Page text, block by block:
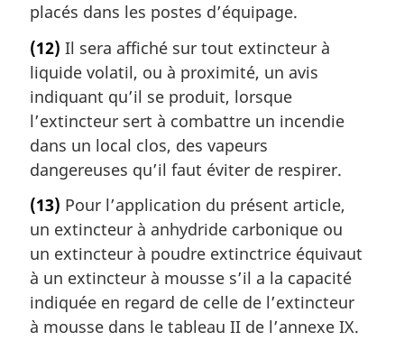
placés dans les postes d’équipage.
(12) Il sera affiché sur tout extincteur à
liquide volatil, ou à proximité, un avis
indiquant qu’il se produit, lorsque
l’extincteur sert à combattre un incendie
dans un local clos, des vapeurs
dangereuses qu’il faut éviter de respirer.
(13) Pour l’application du présent article,
un extincteur à anhydride carbonique ou
un extincteur à poudre extinctrice équivaut
à un extincteur à mousse s’il a la capacité
indiquée en regard de celle de l’extincteur
à mousse dans le tableau II de l’annexe IX.